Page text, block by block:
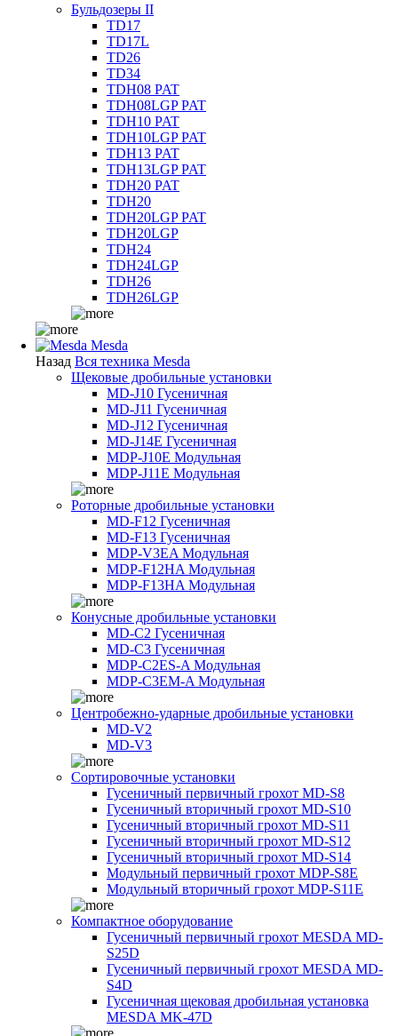
Бульдозеры II
TD17
TD17L
TD26
TD34
TDH08 PAT
TDH08LGP PAT
TDH10 PAT
TDH10LGP PAT
TDH13 PAT
TDH13LGP PAT
TDH20 PAT
TDH20
TDH20LGP PAT
TDH20LGP
TDH24
TDH24LGP
TDH26
TDH26LGP
Mesda
Назад Вся техника Mesda
Щековые дробильные установки
MD-J10 Гусеничная
MD-J11 Гусеничная
MD-J12 Гусеничная
MD-J14E Гусеничная
MDP-J10E Модульная
MDP-J11E Модульная
Роторные дробильные установки
MD-F12 Гусеничная
MD-F13 Гусеничная
MDP-V3EA Модульная
MDP-F12HA Модульная
MDP-F13HA Модульная
Конусные дробильные установки
MD-C2 Гусеничная
MD-C3 Гусеничная
MDP-C2ES-A Модульная
MDP-C3EM-A Модульная
Центробежно-ударные дробильные установки
MD-V2
MD-V3
Сортировочные установки
Гусеничный первичный грохот MD-S8
Гусеничный вторичный грохот MD-S10
Гусеничный вторичный грохот MD-S11
Гусеничный вторичный грохот MD-S12
Гусеничный вторичный грохот MD-S14
Модульный первичный грохот MDP-S8E
Модульный вторичный грохот MDP-S11E
Компактное оборудование
Гусеничный первичный грохот MESDA MD-
S25D
Гусеничный первичный грохот MESDA MD-
S4D
Гусеничная щековая дробильная установка
MESDA MK-47D